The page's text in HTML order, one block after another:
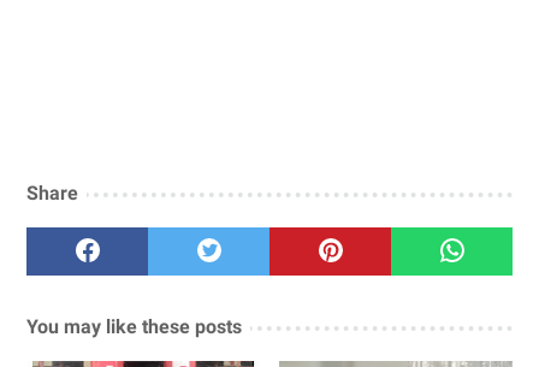
Share
You may like these posts